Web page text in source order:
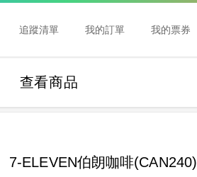
追蹤清單 我的訂單 我的票券
查看商品
7-ELEVEN伯朗咖啡(CAN240)